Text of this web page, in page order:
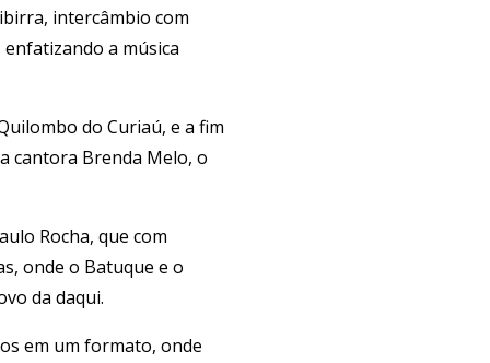
intercâmbio com
a música
do Curiaú, e a fim
cantora Brenda Melo, o
Rocha, que com
onde o Batuque e o
da daqui.
em um formato, onde